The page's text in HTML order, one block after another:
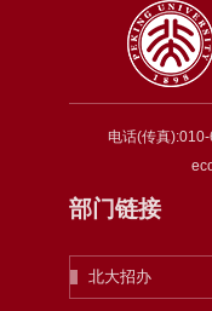
电话(传真
部门链接
北大招办